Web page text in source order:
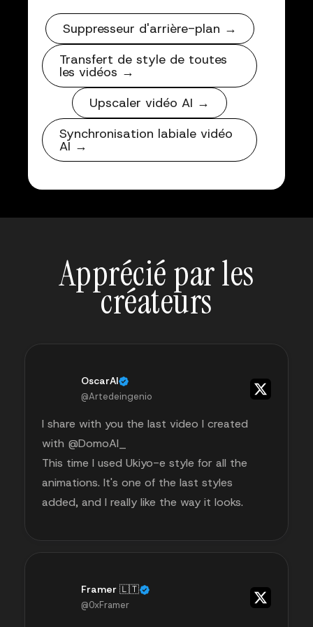
Suppresseur d'arrière-plan →
Transfert de style de toutes
les vidéos →
Upscaler vidéo AI →
Synchronisation labiale vidéo
AI →
Apprécié par les
créateurs
OscarAI
@Artedeingenio
I share with you the last video I created
with @DomoAI_
This time I used Ukiyo-e style for all the
animations. It's one of the last styles
added, and I really like the way it looks.
Framer 🇱🇹
@0xFramer